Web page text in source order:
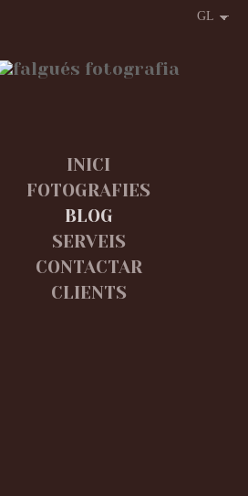
INICI
FOTOGRAFIES
BLOG
SERVEIS
CONTACTAR
CLIENTS